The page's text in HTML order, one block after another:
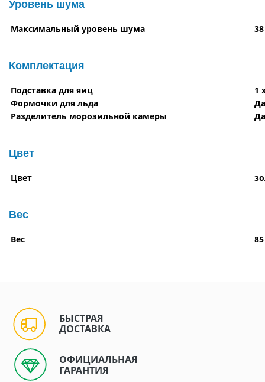
Уровень шума
Максимальный уровень шума
Комплектация
Подставка для яиц
1
Формочки для льда
Да
Разделитель морозильной камеры
Да
Цвет
Цвет
Вес
Вес
БЫСТРАЯ
ДОСТАВКА
ОФИЦИАЛЬНАЯ
ГАРАНТИЯ